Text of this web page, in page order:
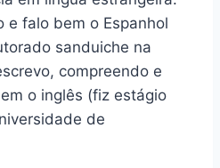
e falo bem o Espanhol
sanduiche na
compreendo e
o inglês (fiz estágio
de